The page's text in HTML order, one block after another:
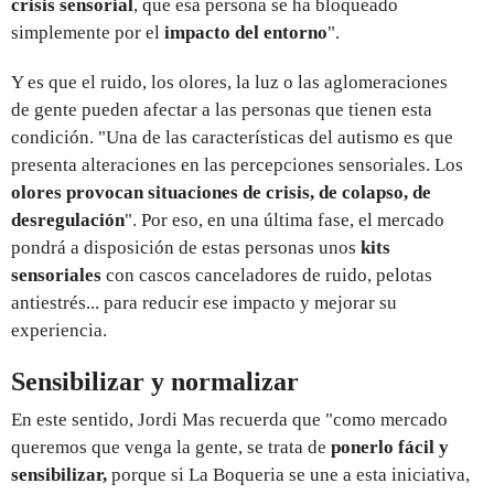
crisis sensorial , que esa persona se ha bloqueado
simplemente por el impacto del entorno".
Y es que el ruido, los olores, la luz o las aglomeraciones
de gente pueden afectar a las personas que tienen esta
condición. "Una de las características del autismo es que
presenta alteraciones en las percepciones sensoriales. Los
olores provocan situaciones de crisis, de colapso, de
desregulación". Por eso, en una última fase, el mercado
pondrá a disposición de estas personas unos kits
sensoriales con cascos canceladores de ruido, pelotas
antiestrés... para reducir ese impacto y mejorar su
experiencia.
Sensibilizar y normalizar
En este sentido, Jordi Mas recuerda que "como mercado
queremos que venga la gente, se trata de ponerlo fácil y
sensibilizar, porque si La Boqueria se une a esta iniciativa,